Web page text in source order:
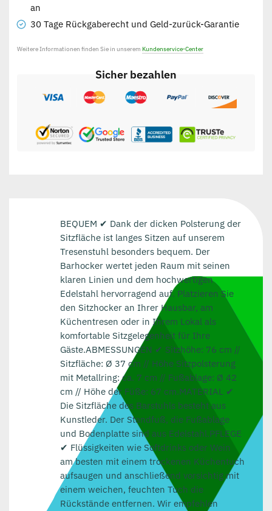
an
30 Tage Rückgaberecht und Geld-zurück-Garantie
Weitere Informationen finden Sie in unserem Kundenservice-Center
Sicher bezahlen
BEQUEM ✔ Dank der dicken Polsterung der
Sitzfläche ist langes Sitzen auf unserem
Tresenstuhl besonders bequem. Der
Barhocker wertet jeden Raum mit seinen
klaren Linien und dem hochwertigen
Edelstahl hervorragend auf. Platzieren Sie
den Sitzhocker an Ihrer Hausbar, am
Küchentresen oder in Ihrem Lokal als
komfortable Sitzgelegenheit für Ihre
Gäste.ABMESSUNGEN ✔ Sitzhöhe: 76 cm //
Sitzfläche: Ø 37 cm // Höhe Sitzpolsterung
mit Metallring: ca. 7 cm // Fußablage: Ø 42
cm // Höhe der Füße: 67 cm.MATERIAL ✔
Die Sitzfläche des Barstuhls besteht aus
Kunstleder. Der Standfuß, die Fußablage
und Bodenplatte sind aus Edelstahl.PFLEGE
✔ Flüssigkeiten wie Softdrinks oder Wein
am besten mit einem trockenen Küchentuch
aufsaugen und anschließend vorsichtig mit
einem weichen, feuchten Tuch die
Rückstände entfernen. Wir empfehlen